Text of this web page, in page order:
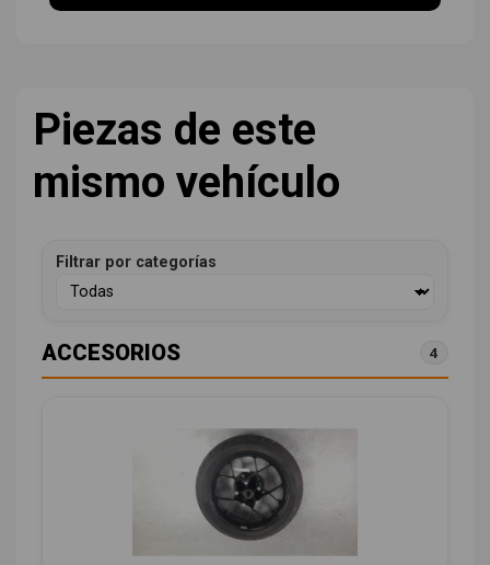
Piezas de este
mismo vehículo
Filtrar por categorías
ACCESORIOS 4